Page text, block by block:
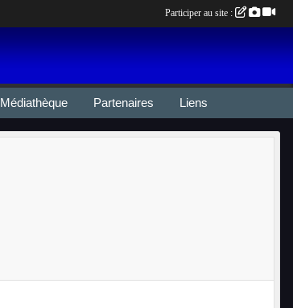
Médiathèque Partenaires Liens
Participer au site :